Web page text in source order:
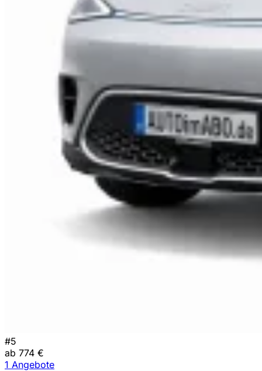
#5
ab 774 €
1 Angebote